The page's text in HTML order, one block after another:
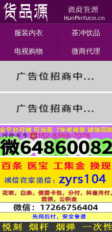
服装内衣 茶冲饮品
电视购物 微商代理